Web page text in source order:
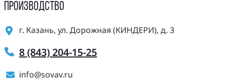
ПРОИЗВОДСТВО
г. Казань, ул. Дорожная (КИНДЕРИ), д. 3
8 (843) 204-15-25
info@sovav.ru